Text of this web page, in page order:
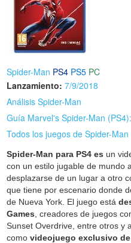
Spider-Man PS4 PS5 PC
Lanzamiento: 7/9/2018
Análisis Spider-Man
Guía Marvel's Spider-Man
Todos los juegos de Spider-Man
Spider-Man para PS4 es un
con un estilo jugable de mundo
desplazarse de un lugar a otro
que tiene por escenario donde
de Nueva York. El juego está
Games , creadores de juegos
Sunset Overdrive, entre otros y
comovideojuego exclusivo